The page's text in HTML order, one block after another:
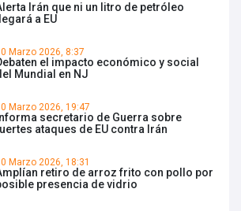
Irán que ni un litro de petróleo
llegará a EU
Marzo 2026, 8:37
el impacto económico y social
Mundial en NJ
Marzo 2026, 19:47
Informa secretario de Guerra sobre
ataques de EU contra Irán
Marzo 2026, 18:31
retiro de arroz frito con pollo por
presencia de vidrio